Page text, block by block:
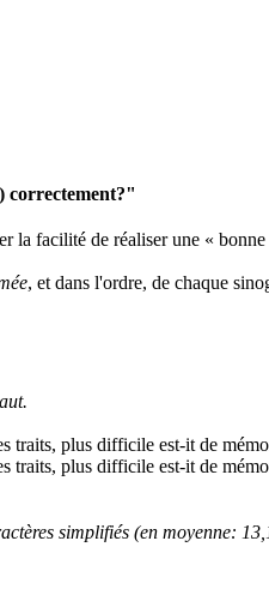
correctement?"
facilité de réaliser une «
, et dans l'ordre, de chaque
simplifiés (en moyenne: